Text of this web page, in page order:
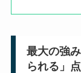
最大の強
られる」点